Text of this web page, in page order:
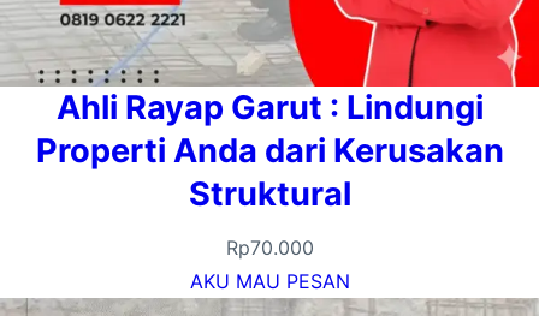
Ahli Rayap Garut : Lindungi
Properti Anda dari Kerusakan
Struktural
Rp70.000
AKU MAU PESAN